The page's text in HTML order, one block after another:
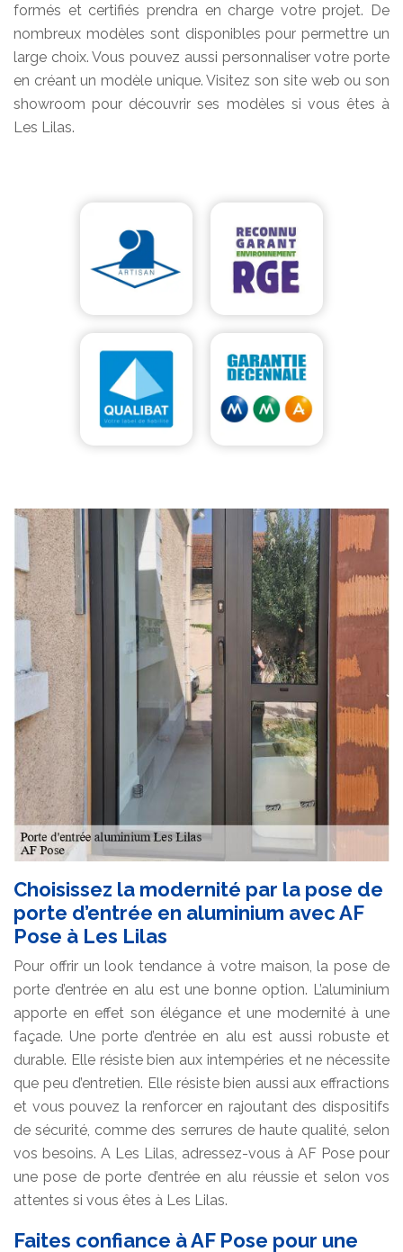
formés et certifiés prendra en charge votre projet. De
nombreux modèles sont disponibles pour permettre un
large choix. Vous pouvez aussi personnaliser votre porte
en créant un modèle unique. Visitez son site web ou son
showroom pour découvrir ses modèles si vous êtes à
Les Lilas.
Choisissez la modernité par la pose de
porte d’entrée en aluminium avec AF
Pose à Les Lilas
Pour offrir un look tendance à votre maison, la pose de
porte d’entrée en alu est une bonne option. L’aluminium
apporte en effet son élégance et une modernité à une
façade. Une porte d’entrée en alu est aussi robuste et
durable. Elle résiste bien aux intempéries et ne nécessite
que peu d’entretien. Elle résiste bien aussi aux effractions
et vous pouvez la renforcer en rajoutant des dispositifs
de sécurité, comme des serrures de haute qualité, selon
vos besoins. A Les Lilas, adressez-vous à AF Pose pour
une pose de porte d’entrée en alu réussie et selon vos
attentes si vous êtes à Les Lilas.
Faites confiance à AF Pose pour une